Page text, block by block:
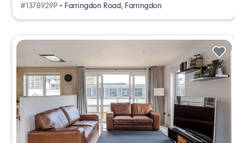
#1378929P • Farringdon Road, Farringdon